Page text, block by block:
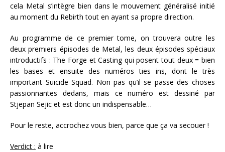
cela Metal s’intègre bien dans le mouvement généralisé initié
au moment du Rebirth tout en ayant sa propre direction.
Au programme de ce premier tome, on trouvera outre les
deux premiers épisodes de Metal, les deux épisodes spéciaux
introductifs : The Forge et Casting qui posent tout deux = bien
les bases et ensuite des numéros ties ins, dont le très
important Suicide Squad. Non pas qu’il se passe des choses
passionnantes dedans, mais ce numéro est dessiné par
Stjepan Sejic et est donc un indispensable…
Pour le reste, accrochez vous bien, parce que ça va secouer !
Verdict : à lire